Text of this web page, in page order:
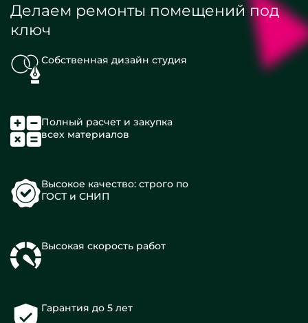
Делаем ремонты помещений под
ключ
Собственная дизайн студия
Полный расчет и закупка
всех материалов
Высокое качество: строго по
ГОСТ и СНИП
Высокая скорость работ
Гарантия до 5 лет